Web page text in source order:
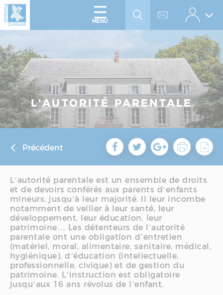
au
menu
Accéder
contenu
MENU
L'AUTORITÉ PARENTALE
Précédent
L’autorité parentale est un ensemble de droits
et de devoirs conférés aux parents d’enfants
mineurs, jusqu’à leur majorité. Il leur incombe
notamment de veiller à leur santé, leur
développement, leur éducation, leur
patrimoine… Les détenteurs de l’autorité
parentale ont une obligation d’entretien
(matériel, moral, alimentaire, sanitaire, médical,
hygiénique), d’éducation (intellectuelle,
professionnelle, civique) et de gestion du
patrimoine. L’instruction est obligatoire
jusqu’aux 16 ans révolus de l’enfant.
Panneau de gestion des cookies